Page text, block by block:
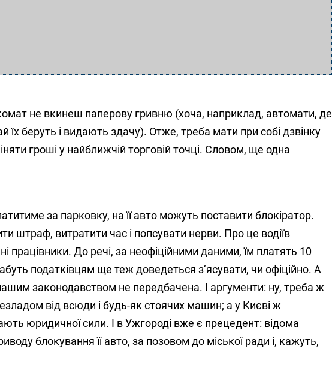
не вкинеш паперову гривню (хоча, наприклад, автомати, де
їх беруть і видають здачу). Отже, треба мати при собі дзвінку
гроші у найближчій торговій точці. Словом, ще одна
за парковку, на її авто можуть поставити блокіратор.
штраф, витратити час і попсувати нерви. Про це водіїв
працівники. До речі, за неофіційними даними, їм платять 10
податківцям ще теж доведеться з’ясувати, чи офіційно. А
законодавством не передбачена. І аргументи: ну, треба ж
від всюди і будь-як стоячих машин; а у Києві ж
юридичної сили. І в Ужгороді вже є прецедент: відома
блокування її авто, за позовом до міської ради і, кажуть,